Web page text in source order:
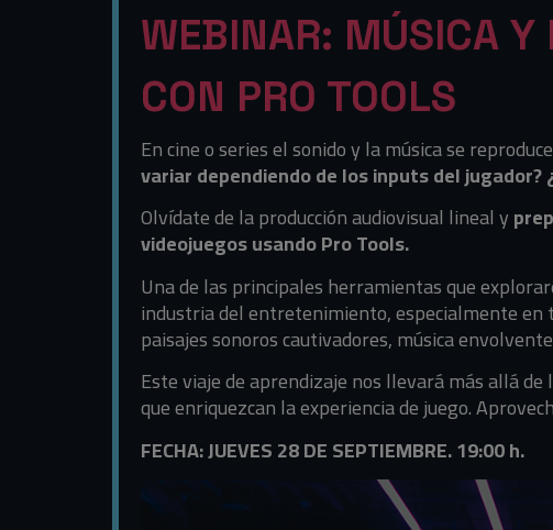
WEBINAR: MÚSICA Y
CON PRO TOOLS
En cine o series el sonido y la música se
variar dependiendo de los inputs del
Olvídate de la producción audiovisual lineal y
videojuegos usando Pro Tools.
Una de las principales herramientas que
industria del entretenimiento, especialmente en
paisajes sonoros cautivadores, música
Este viaje de aprendizaje nos llevará más allá
que enriquezcan la experiencia de juego.
FECHA: JUEVES 28 DE SEPTIEMBRE. 19:00 h.